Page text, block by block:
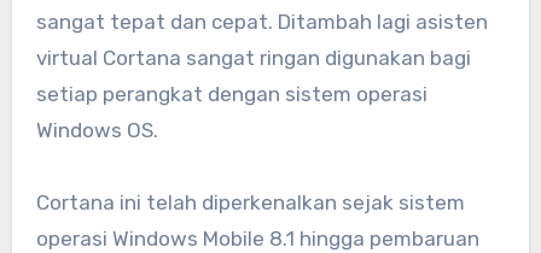
sangat tepat dan cepat. Ditambah lagi asisten
virtual Cortana sangat ringan digunakan bagi
setiap perangkat dengan sistem operasi
Windows OS.
Cortana ini telah diperkenalkan sejak sistem
operasi Windows Mobile 8.1 hingga pembaruan